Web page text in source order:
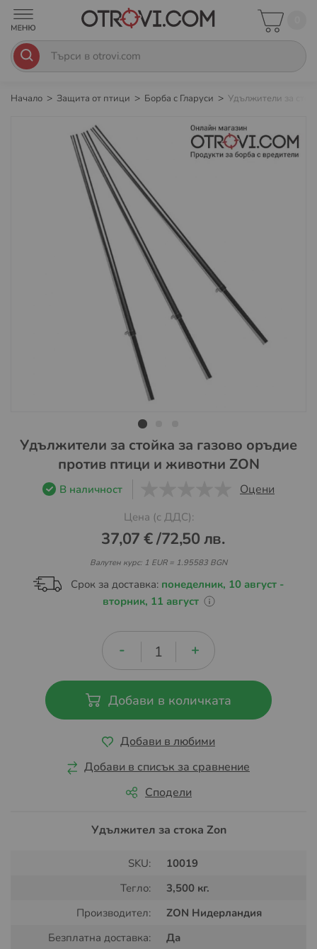
Начало Защита от птици Борба с Гларуси Удължители за
изображенията
Преминете
началото
Удължители за стойка за газово оръдие
против птици и животни ZON
В наличност Оцени
Цена (с ДДС):
37,07 €/72,50 лв.
Валутен курс: 1 EUR = 1.95583 BGN
Срок за доставка: понеделник, 10 август -
вторник, 11 август
Добави в количката
Добави в любими
Добави в списък за сравнение
Сподели
Удължител за стока Zon
SKU:
10019
Тегло:
3,500 кг.
Производител:
ZON Нидерландия
Безплатна доставка:
Да